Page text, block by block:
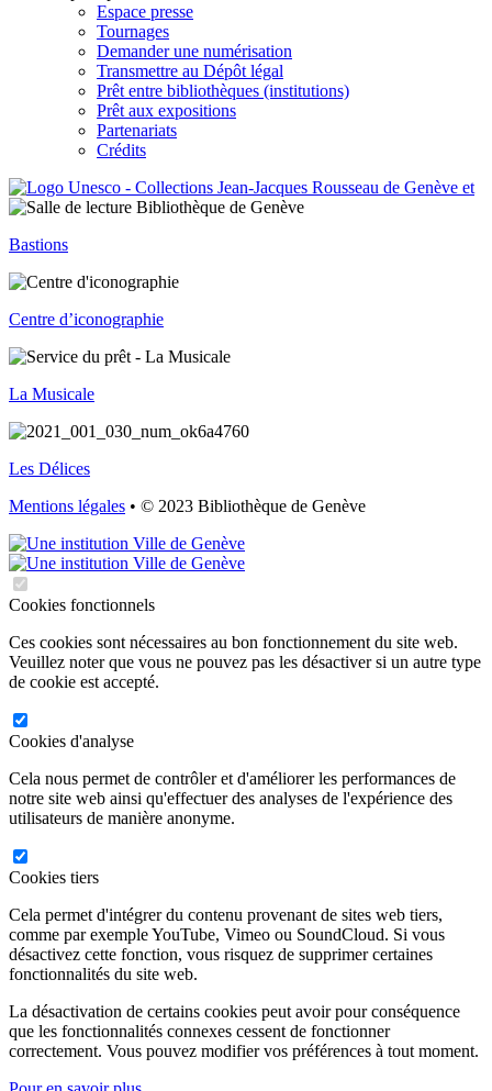
Espace presse
Tournages
Demander une numérisation
Transmettre au Dépôt légal
Prêt entre bibliothèques (institutions)
Prêt aux expositions
Partenariats
Crédits
Bastions
Centre d’iconographie
La Musicale
Les Délices
Mentions légales • © 2023 Bibliothèque de Genève
Cookies fonctionnels
Ces cookies sont nécessaires au bon fonctionnement du site web.
Veuillez noter que vous ne pouvez pas les désactiver si un autre type
de cookie est accepté.
Cookies d'analyse
Cela nous permet de contrôler et d'améliorer les performances de
notre site web ainsi qu'effectuer des analyses de l'expérience des
utilisateurs de manière anonyme.
Cookies tiers
Cela permet d'intégrer du contenu provenant de sites web tiers,
comme par exemple YouTube, Vimeo ou SoundCloud. Si vous
désactivez cette fonction, vous risquez de supprimer certaines
fonctionnalités du site web.
La désactivation de certains cookies peut avoir pour conséquence
que les fonctionnalités connexes cessent de fonctionner
correctement. Vous pouvez modifier vos préférences à tout moment.